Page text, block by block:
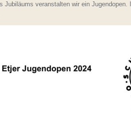
Jubiläums veranstalten wir ein